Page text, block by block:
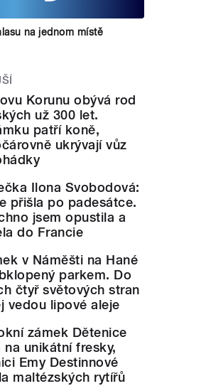
na jednom místě
Korunu obývá rod
už 300 let.
patří koně,
ukrývají vůz
Ilona Svobodová:
přišla po padesátce.
jsem opustila a
do Francie
v Náměšti na Hané
parkem. Do
čtyř světových stran
vedou lipové aleje
zámek Dětenice
na unikátní fresky,
Emy Destinnové
maltézských rytířů